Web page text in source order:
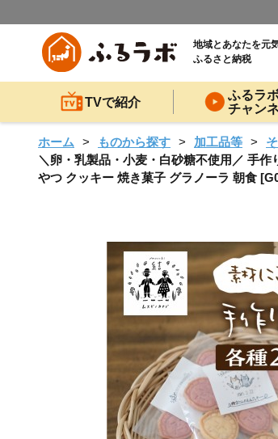
地域とあなたを元
ふるさと納税
TVで紹介
ふるラ
チャン
ホーム ものから探す 加工品等
＼卵・乳製品・小麦・白砂糖不使用／ 手
やつ クッキー 焼き菓子 グラノーラ 朝食